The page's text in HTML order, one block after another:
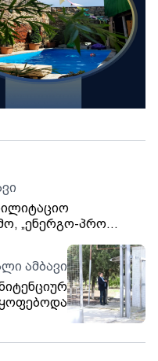
„ენერგო-პრო
მიწოდება
მისამართები
ამბავი